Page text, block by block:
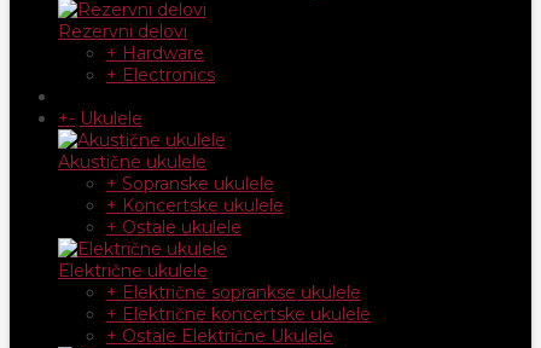
Rezervni delovi
+ Hardware
+ Electronics
+- Ukulele
Akustične ukulele
+ Sopranske ukulele
+ Koncertske ukulele
+ Ostale ukulele
Električne ukulele
+ Električne soprankse ukulele
+ Električne koncertske ukulele
+ Ostale Električne Ukulele